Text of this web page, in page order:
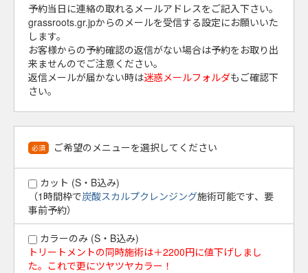
予約当日に連絡の取れるメールアドレスをご記入下さい。
grassroots.gr.jpからのメールを受信する設定にお願いいた
します。
お客様からの予約確認の返信がない場合は予約をお取り出
来ませんのでご注意ください。
返信メールが届かない時は迷惑メールフォルダもご確認下
さい。
必須 ご希望のメニューを選択してください
カット (S・B込み)
（1時間枠で炭酸スカルプクレンジング施術可能です、要
事前予約）
カラーのみ (S・B込み)
トリートメントの同時施術は＋2200円に値下げしまし
た。これで更にツヤツヤカラー！